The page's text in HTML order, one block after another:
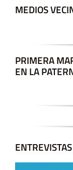
MEDIOS
PRIMERA
EN LA
ENTREVISTAS